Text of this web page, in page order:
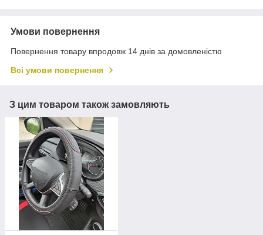
Умови повернення
Повернення товару впродовж 14 днів за домовленістю
Всі умови повернення
З цим товаром також замовляють